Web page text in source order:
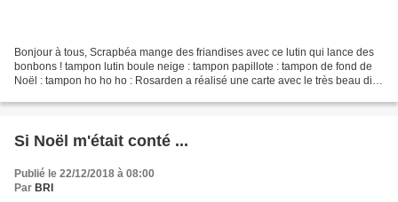
Bonjour à tous, Scrapbéa mange des friandises avec ce lutin qui lance des
bonbons ! tampon lutin boule neige : tampon papillote : tampon de fond de
Noël : tampon ho ho ho : Rosarden a réalisé une carte avec le très beau die
Si Noël m'était conté ...
Publié le 22/12/2018 à 08:00
Par BRI